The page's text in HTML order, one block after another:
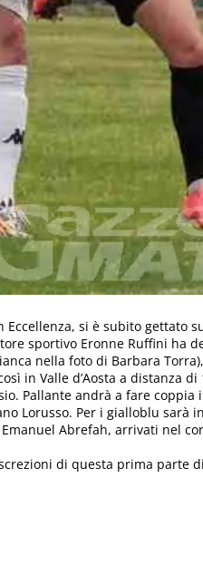
si è subito gettato
sportivo Eronne Ruffini ha
nella foto di Barbara
in Valle d’Aosta a distanza
Pallante andrà a fare coppia
Lorusso. Per i gialloblu sarà
Abrefah, arrivati nel
di questa prima parte